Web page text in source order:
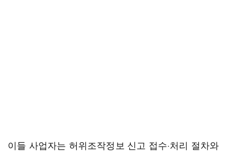
이들 사업자는 허위조작정보 신고 접수·처리 절차와